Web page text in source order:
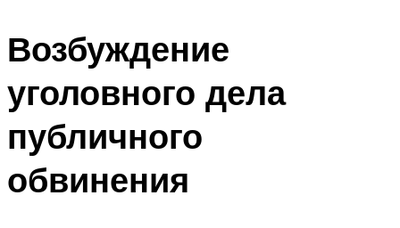
Возбуждение
уголовного дела
публичного
обвинения